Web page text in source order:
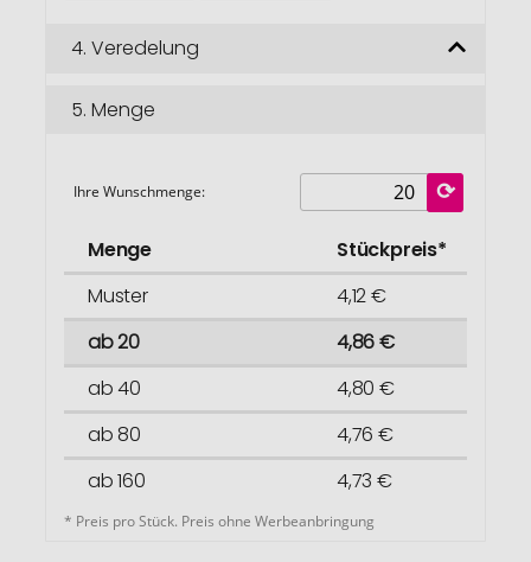
4. Veredelung
5. Menge
Ihre Wunschmenge:
Menge
Stückpreis*
Muster
4,12 €
ab 20
4,86 €
ab 40
4,80 €
ab 80
4,76 €
ab 160
4,73 €
* Preis pro Stück. Preis ohne Werbeanbringung